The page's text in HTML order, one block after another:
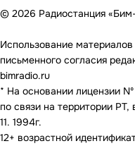
© 2026 Радиостанция
Использование
письменного согласия
bimradio.ru
* На основании лицензии
по связи на территории
11. 1994г.
12+ возрастной